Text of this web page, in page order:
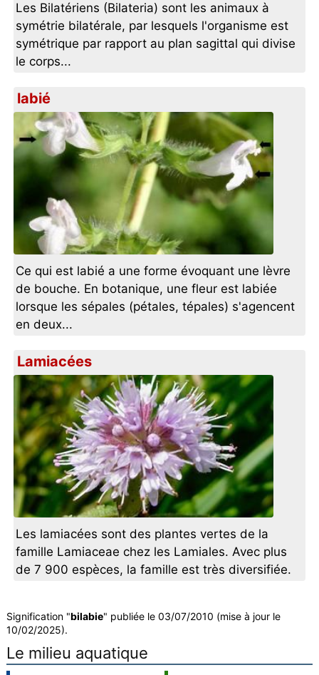
Les Bilatériens (Bilateria) sont les animaux à
symétrie bilatérale, par lesquels l'organisme est
symétrique par rapport au plan sagittal qui divise
le corps...
labié
Ce qui est labié a une forme évoquant une lèvre
de bouche. En botanique, une fleur est labiée
lorsque les sépales (pétales, tépales) s'agencent
en deux...
Lamiacées
Les lamiacées sont des plantes vertes de la
famille Lamiaceae chez les Lamiales. Avec plus
de 7 900 espèces, la famille est très diversifiée.
Signification "bilabie" publiée le 03/07/2010 (mise à jour le
10/02/2025).
Le milieu aquatique